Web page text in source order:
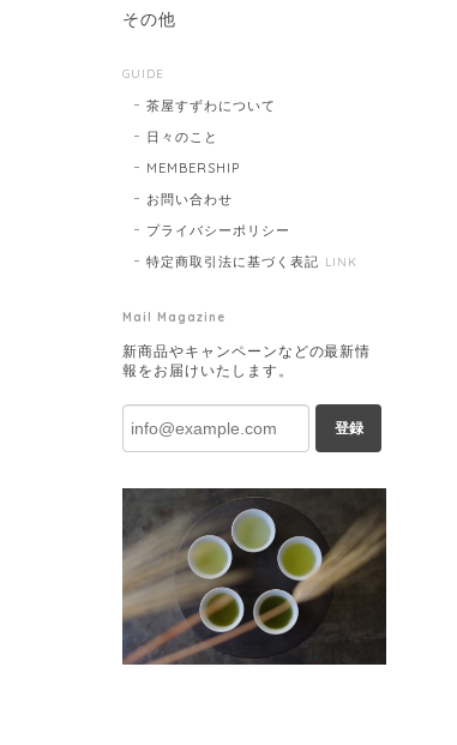
その他
GUIDE
茶屋すずわについて
日々のこと
MEMBERSHIP
お問い合わせ
プライバシーポリシー
特定商取引法に基づく表記 LINK
Mail Magazine
新商品やキャンペーンなどの最新情
報をお届けいたします。
登録